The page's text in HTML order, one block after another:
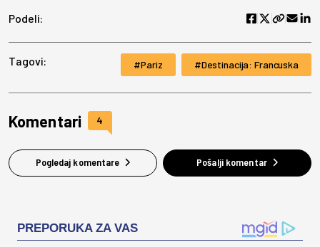
Podeli:
Tagovi: Pariz Destinacija: Francuska
Komentari 4
Pogledaj komentare Pošalji komentar
PREPORUKA ZA VAS